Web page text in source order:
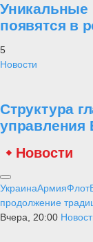
появятся в
5
Новости
Структура
управления
Новости
УкраинаАрмияФлот
продолжение
Вчера, 20:00